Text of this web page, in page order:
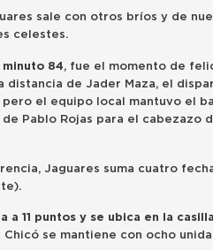
sale con otros bríos y de
celestes.
84, fue el momento de
distancia de Jader Maza, el
el equipo local mantuvo el
Pablo Rojas para el cabezazo
Jaguares suma cuatro
a 11 puntos y se ubica en la
Chicó se mantiene con ocho